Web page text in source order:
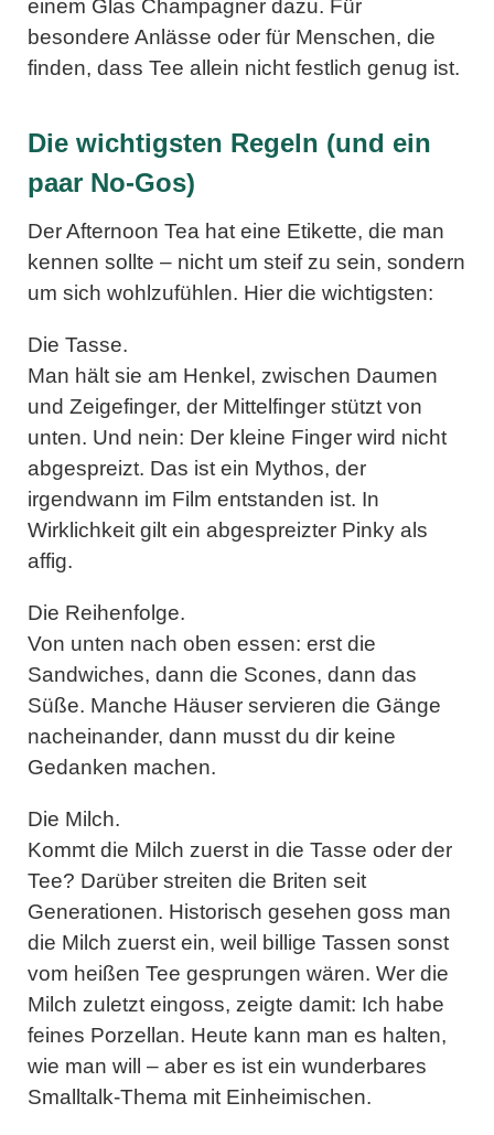
einem Glas Champagner dazu. Für
besondere Anlässe oder für Menschen, die
finden, dass Tee allein nicht festlich genug ist.
Die wichtigsten Regeln (und ein
paar No-Gos)
Der Afternoon Tea hat eine Etikette, die man
kennen sollte – nicht um steif zu sein, sondern
um sich wohlzufühlen. Hier die wichtigsten:
Die Tasse.
Man hält sie am Henkel, zwischen Daumen
und Zeigefinger, der Mittelfinger stützt von
unten. Und nein: Der kleine Finger wird nicht
abgespreizt. Das ist ein Mythos, der
irgendwann im Film entstanden ist. In
Wirklichkeit gilt ein abgespreizter Pinky als
affig.
Die Reihenfolge.
Von unten nach oben essen: erst die
Sandwiches, dann die Scones, dann das
Süße. Manche Häuser servieren die Gänge
nacheinander, dann musst du dir keine
Gedanken machen.
Die Milch.
Kommt die Milch zuerst in die Tasse oder der
Tee? Darüber streiten die Briten seit
Generationen. Historisch gesehen goss man
die Milch zuerst ein, weil billige Tassen sonst
vom heißen Tee gesprungen wären. Wer die
Milch zuletzt eingoss, zeigte damit: Ich habe
feines Porzellan. Heute kann man es halten,
wie man will – aber es ist ein wunderbares
Smalltalk-Thema mit Einheimischen.